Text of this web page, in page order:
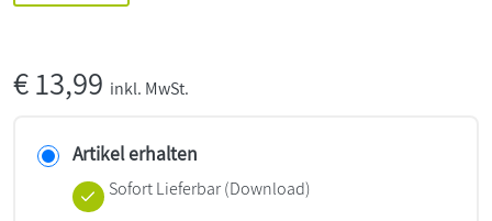
€13,99 inkl. MwSt.
Artikel erhalten
Sofort Lieferbar (Download)